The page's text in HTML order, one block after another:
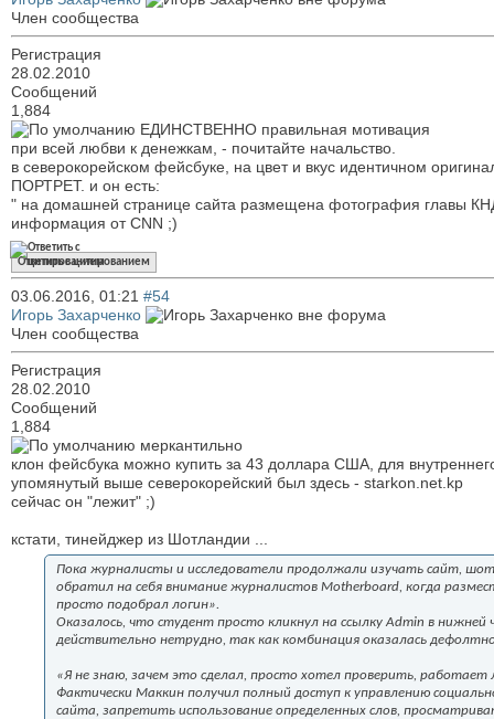
Член сообщества
Регистрация
28.02.2010
Сообщений
1,884
ЕДИНСТВЕННО правильная мотивация
при всей любви к денежкам, - почитайте начальство.
в северокорейском фейсбуке, на цвет и вкус идентичном
ПОРТРЕТ. и он есть:
" на домашней странице сайта размещена фотография главы
информация от CNN ;)
Ответить с цитированием
03.06.2016, 01:21 #54
Игорь Захарченко
Член сообщества
Регистрация
28.02.2010
Сообщений
1,884
меркантильно
клон фейсбука можно купить за 43 доллара США, для
упомянутый выше северокорейский был здесь - starkon.net.kp
сейчас он "лежит" ;)
кстати, тинейджер из Шотландии ...
Пока журналисты и исследователи продолжали изучать сайт,
обратил на себя внимание журналистов Motherboard, когда
просто подобрал логин».
Оказалось, что студент просто кликнул на ссылку Admin в
действительно нетрудно, так как комбинация оказалась
«Я не знаю, зачем это сделал, просто хотел проверить,
Фактически Маккин получил полный доступ к управлению
сайта, запретить использование определенных слов,